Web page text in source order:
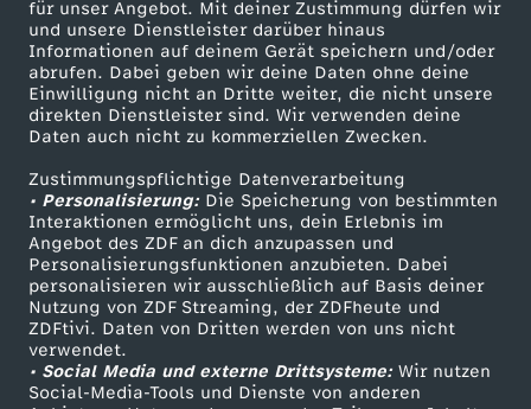
für unser Angebot. Mit deiner Zustimmung dürfen wir
und unsere Dienstleister darüber hinaus
Informationen auf deinem Gerät speichern und/oder
abrufen. Dabei geben wir deine Daten ohne deine
Einwilligung nicht an Dritte weiter, die nicht unsere
direkten Dienstleister sind. Wir verwenden deine
Daten auch nicht zu kommerziellen Zwecken.
Zustimmungspflichtige Datenverarbeitung
• Personalisierung:Die Speicherung von bestimmten
Interaktionen ermöglicht uns, dein Erlebnis im
Angebot des ZDF an dich anzupassen und
Personalisierungsfunktionen anzubieten. Dabei
personalisieren wir ausschließlich auf Basis deiner
Nutzung von ZDF Streaming, der ZDFheute und
ZDFtivi. Daten von Dritten werden von uns nicht
verwendet.
• Social Media und externe Drittsysteme:Wir nutzen
Social-Media-Tools und Dienste von anderen
t
e
r
P
o
l
Mehr ZDF
ZDF-Apps
Smart TV
ZDFtext
Livestreams
Sendungen A-Z
TV-Programm
Service
ZDFmitreden
Kontakt zum ZDF
Tickets
Zuschauerservice
Hilfe
ZDF Unternehmen